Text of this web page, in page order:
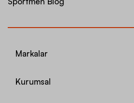
Markalar
Kurumsal